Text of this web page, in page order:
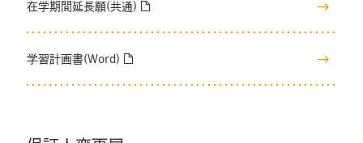
在学期間延長願(共通)
学習計画書(Word)